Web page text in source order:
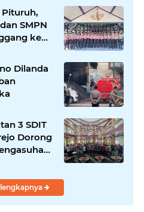
SMPN
ke
Dilanda
3 SDIT
Dorong